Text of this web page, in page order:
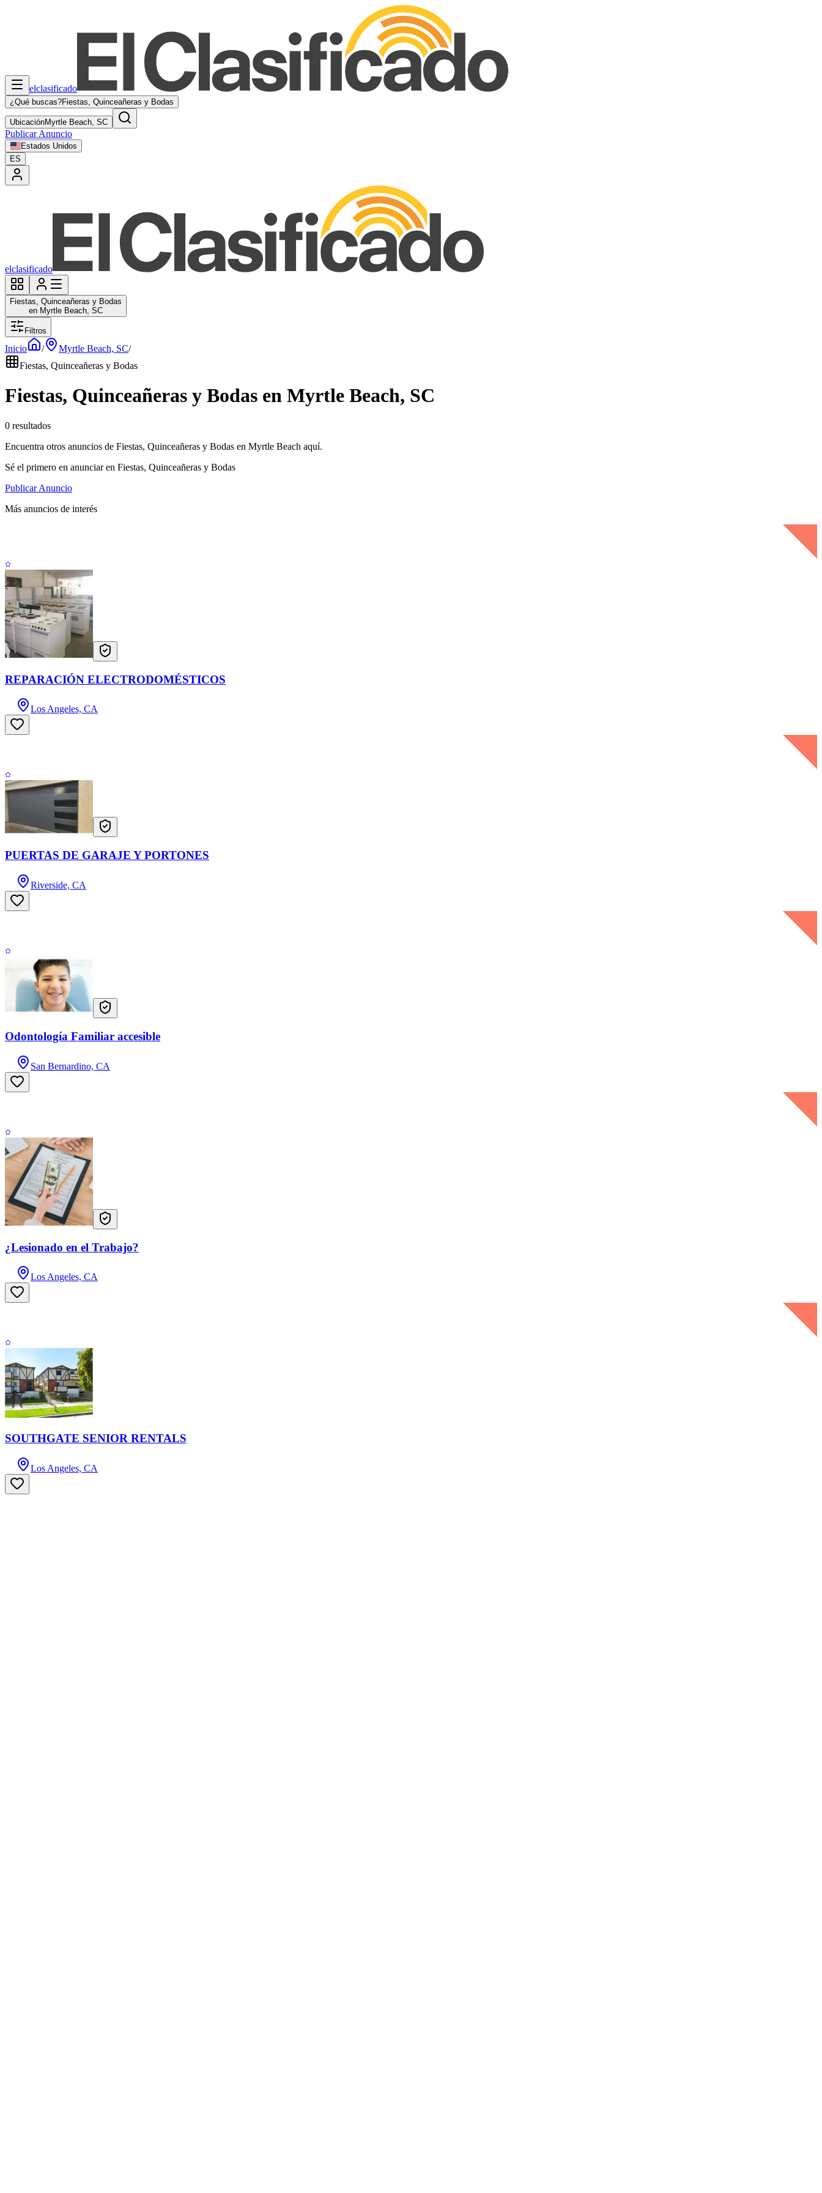
elclasificado
¿Qué buscas?Fiestas, Quinceañeras y Bodas
UbicaciónMyrtle Beach, SC
Publicar Anuncio
Estados Unidos
ES
elclasificado
Fiestas, Quinceañeras y Bodas
en Myrtle Beach, SC
Filtros
Inicio / Myrtle Beach, SC/
Fiestas, Quinceañeras y Bodas
Fiestas, Quinceañeras y Bodas en Myrtle Beach, SC
0 resultados
Encuentra otros anuncios de Fiestas, Quinceañeras y Bodas en Myrtle Beach aquí.
Sé el primero en anunciar en Fiestas, Quinceañeras y Bodas
Publicar Anuncio
Más anuncios de interés
REPARACIÓN ELECTRODOMÉSTICOS
Los Angeles, CA
PUERTAS DE GARAJE Y PORTONES
Riverside, CA
Odontología Familiar accesible
San Bernardino, CA
¿Lesionado en el Trabajo?
Los Angeles, CA
SOUTHGATE SENIOR RENTALS
Los Angeles, CA